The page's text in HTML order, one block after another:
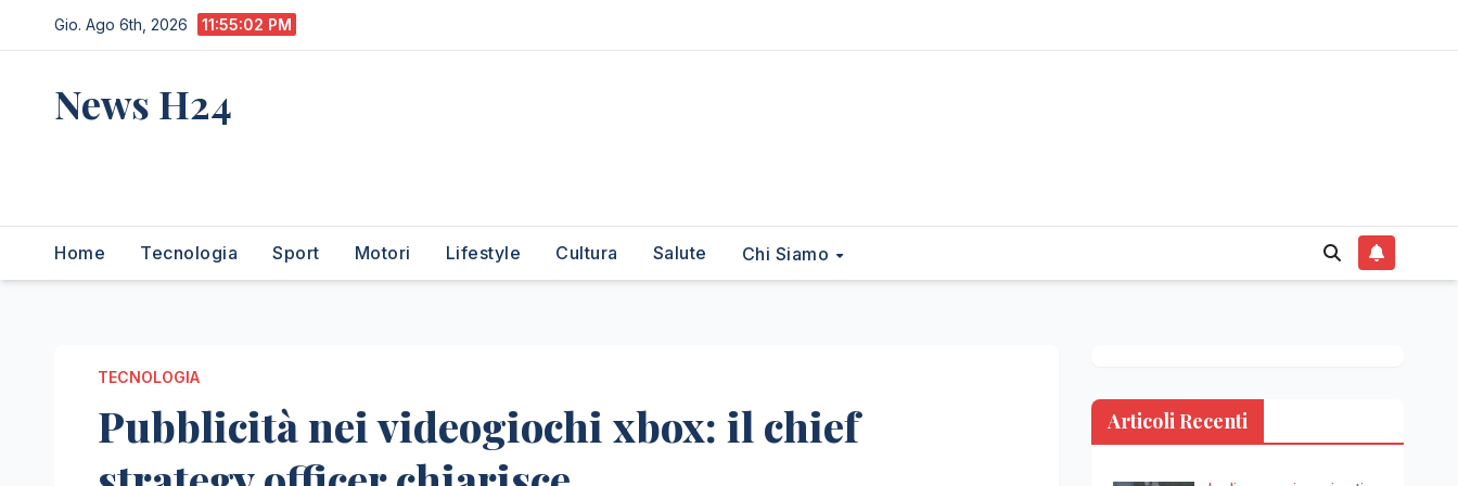
al
Gio. Ago 6th, 2026 11:55:03 PM
News H24
Home Tecnologia Sport Motori Lifestyle Cultura Salute Chi Siamo
TECNOLOGIA
Pubblicità nei videogiochi xbox: il chief
Articoli Recenti